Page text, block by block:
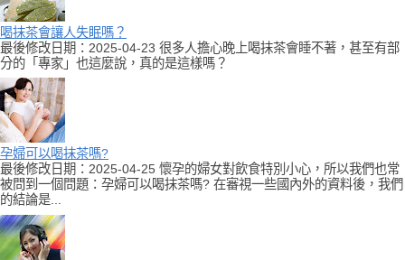
喝抹茶會讓人失眠嗎？
最後修改日期：2025-04-23 很多人擔心晚上喝抹茶會睡不著，甚至有部
分的「專家」也這麼說，真的是這樣嗎？
孕婦可以喝抹茶嗎?
最後修改日期：2025-04-25 懷孕的婦女對飲食特別小心，所以我們也常
被問到一個問題：孕婦可以喝抹茶嗎? 在審視一些國內外的資料後，我們
的結論是...